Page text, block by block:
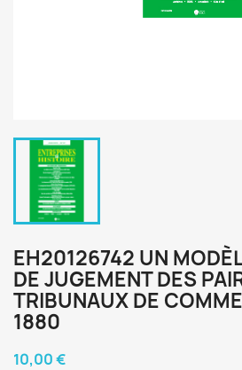
EH20126742 UN
DE JUGEMENT DES
TRIBUNAUX DE
1880
10,00 €